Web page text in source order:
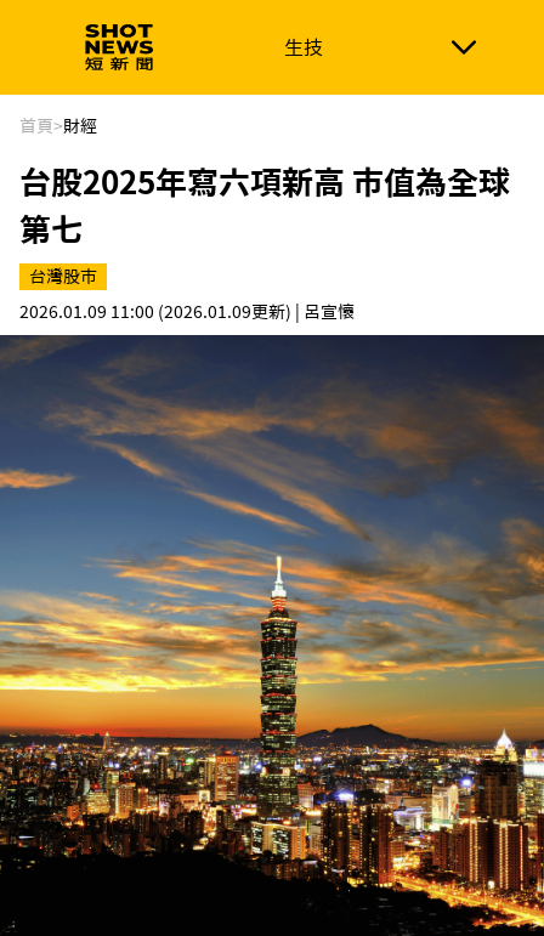
生技
生技 政治
新南向 體育
首頁>財經
台股2025年寫六項新高 市值為全球
第七
台灣股市
2026.01.09 11:00 (2026.01.09更新) | 呂宣懷